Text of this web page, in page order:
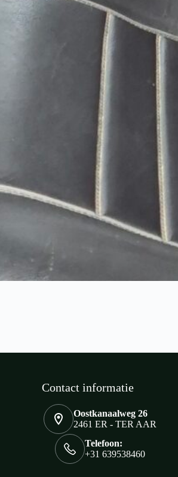
Contact informatie
Oostkanaalweg 26
2461 ER - TER AAR
Telefoon:
+31 639538460